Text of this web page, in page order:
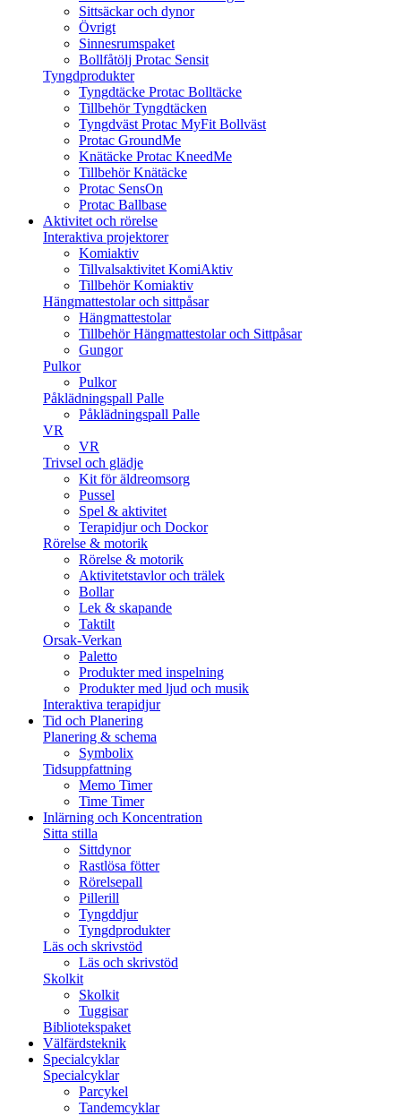
Sittsäckar och dynor
Övrigt
Sinnesrumspaket
Bollfåtölj Protac Sensit
Tyngdprodukter
Tyngdtäcke Protac Bolltäcke
Tillbehör Tyngdtäcken
Tyngdväst Protac MyFit Bollväst
Protac GroundMe
Knätäcke Protac KneedMe
Tillbehör Knätäcke
Protac SensOn
Protac Ballbase
Aktivitet och rörelse
Interaktiva projektorer
Komiaktiv
Tillvalsaktivitet KomiAktiv
Tillbehör Komiaktiv
Hängmattestolar och sittpåsar
Hängmattestolar
Tillbehör Hängmattestolar och Sittpåsar
Gungor
Pulkor
Pulkor
Påklädningspall Palle
Påklädningspall Palle
VR
VR
Trivsel och glädje
Kit för äldreomsorg
Pussel
Spel & aktivitet
Terapidjur och Dockor
Rörelse & motorik
Rörelse & motorik
Aktivitetstavlor och trälek
Bollar
Lek & skapande
Taktilt
Orsak-Verkan
Paletto
Produkter med inspelning
Produkter med ljud och musik
Interaktiva terapidjur
Tid och Planering
Planering & schema
Symbolix
Tidsuppfattning
Memo Timer
Time Timer
Inlärning och Koncentration
Sitta stilla
Sittdynor
Rastlösa fötter
Rörelsepall
Pillerill
Tyngddjur
Tyngdprodukter
Läs och skrivstöd
Läs och skrivstöd
Skolkit
Skolkit
Tuggisar
Bibliotekspaket
Välfärdsteknik
Specialcyklar
Specialcyklar
Parcykel
Tandemcyklar